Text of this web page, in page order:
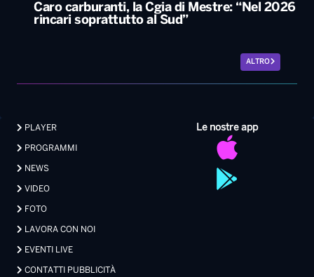
Caro carburanti, la Cgia di Mestre: “Nel 2026
rincari soprattutto al Sud”
ALTRO
Le nostre app
PLAYER
PROGRAMMI
NEWS
VIDEO
FOTO
LAVORA CON NOI
EVENTI LIVE
CONTATTI PUBBLICITÀ